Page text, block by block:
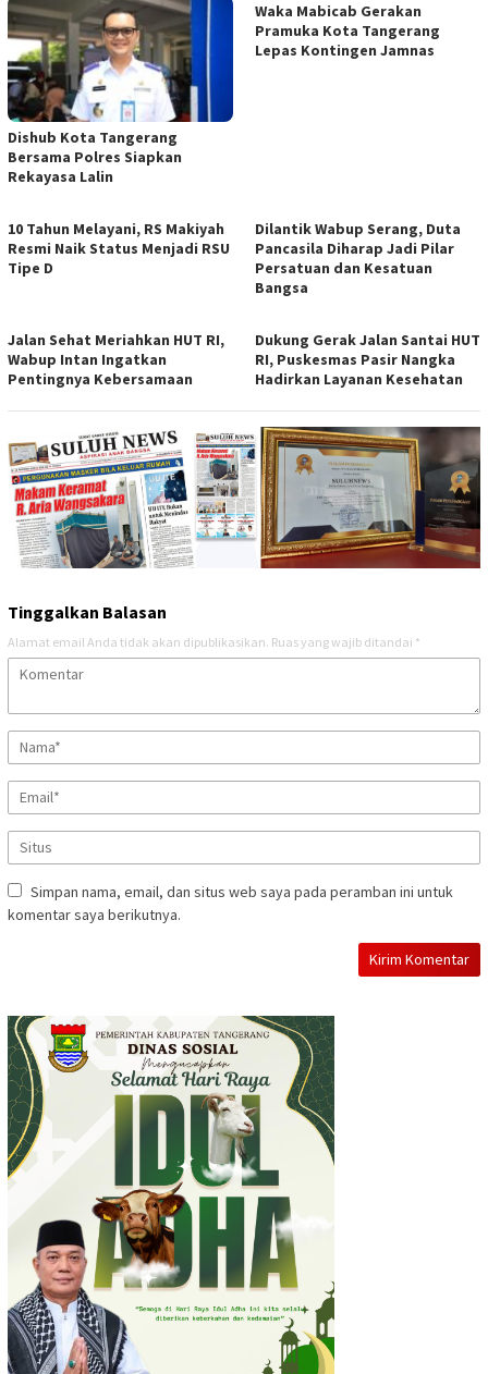
Dishub Kota Tangerang
Bersama Polres Siapkan
Rekayasa Lalin
Waka Mabicab Gerakan
Pramuka Kota Tangerang
Lepas Kontingen Jamnas
10 Tahun Melayani, RS Makiyah
Resmi Naik Status Menjadi RSU
Tipe D
Dilantik Wabup Serang, Duta
Pancasila Diharap Jadi Pilar
Persatuan dan Kesatuan
Bangsa
Jalan Sehat Meriahkan HUT RI,
Wabup Intan Ingatkan
Pentingnya Kebersamaan
Dukung Gerak Jalan Santai HUT
RI, Puskesmas Pasir Nangka
Hadirkan Layanan Kesehatan
Tinggalkan Balasan
Alamat email Anda tidak akan dipublikasikan. Ruas yang wajib ditandai *
Simpan nama, email, dan situs web saya pada peramban ini untuk
komentar saya berikutnya.